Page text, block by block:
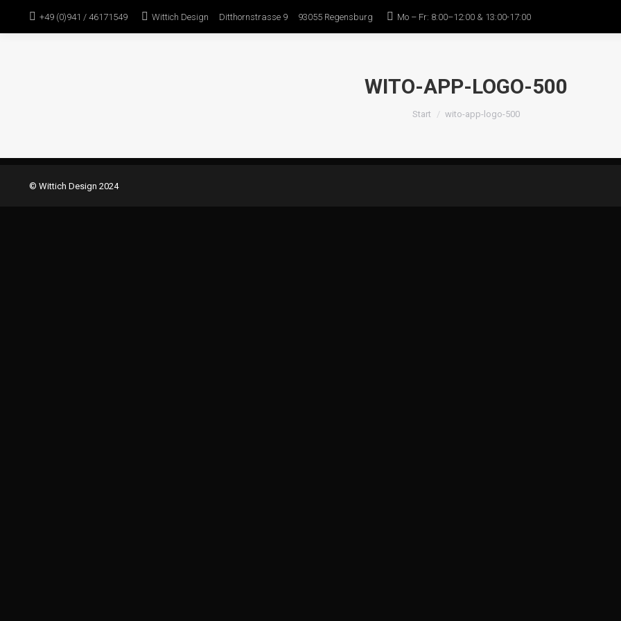
+49 (0)941 / 46171549 Wittich Design Ditthornstrasse 9 93055 Regensburg Mo – Fr: 8:00–12:00 & 13:00-17:00
WITO-APP-LOGO-500
Sie befinden sich hier:
Start wito-app-logo-500
© Wittich Design 2024
Home WITO All-in-one